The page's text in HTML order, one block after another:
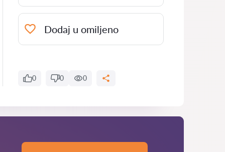
Dodaj u omiljeno
0 0 0